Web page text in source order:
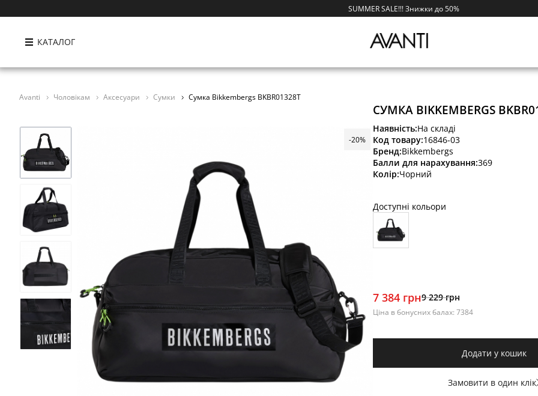
SUMMER SALE!!! Знижки до 50%
КАТАЛОГ
Avanti Чоловікам Аксесуари Сумки Сумка Bikkembergs BKBR01328T
-20%
СУМКА BIKKEMBERGS
Наявність:На складі
Код товару:16846-03
Бренд:Bikkembergs
Балли для нарахування:369
Колір:Чорний
Доступні кольори
7 384 грн9 229 грн
Ціна в бонусних балах: 7384
Додати у кошик
Замовити в один клік